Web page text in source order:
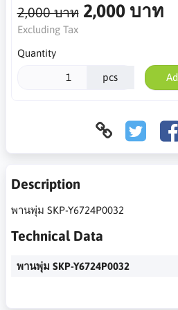
2,000 บาท 2,000 บาท
Excluding Tax
Quantity
pcs
Description
พานพุ่ม SKP-Y6724P0032
Technical Data
พานพุ่ม SKP-Y6724P0032